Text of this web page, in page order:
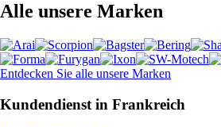
Alle unsere Marken
Entdecken Sie alle unsere Marken
Kundendienst in Frankreich